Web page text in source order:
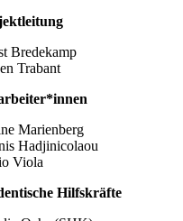
Bredekamp
Trabant
Marienberg
Hadjinicolaou
Viola
Hilfskräfte